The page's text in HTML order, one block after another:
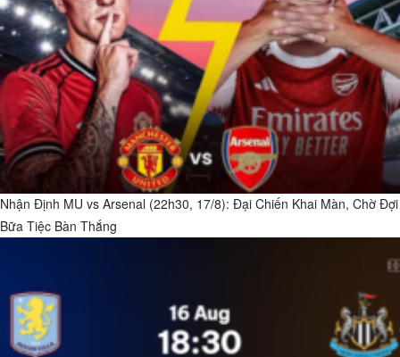
Nhận Định MU vs Arsenal (22h30, 17/8): Đại Chiến Khai Màn, Chờ Đợi
Bữa Tiệc Bàn Thắng